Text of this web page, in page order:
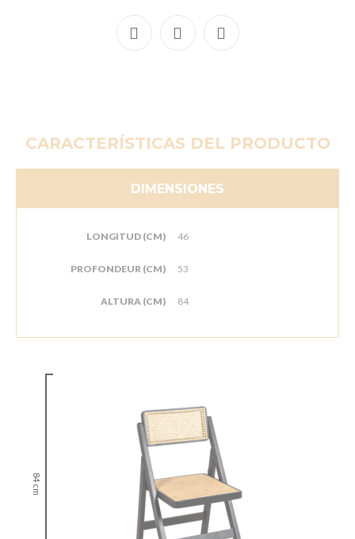
CARACTERÍSTICAS DEL PRODUCTO
DIMENSIONES
LONGITUD (CM) 46
PROFONDEUR (CM) 53
ALTURA (CM) 84
84 cm